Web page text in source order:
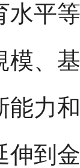
水平
模、
能力
伸到